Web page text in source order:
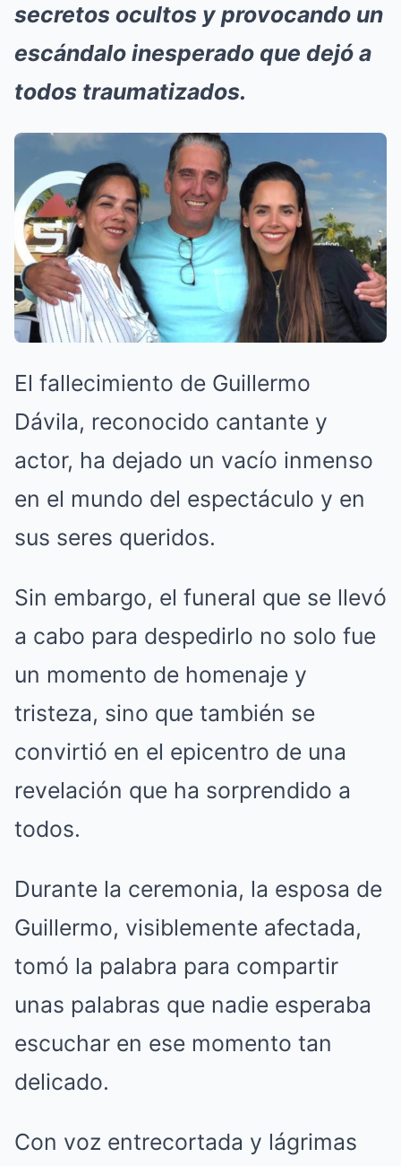
secretos ocultos y provocando un
escándalo inesperado que dejó a
todos traumatizados.
El fallecimiento de Guillermo
Dávila, reconocido cantante y
actor, ha dejado un vacío inmenso
en el mundo del espectáculo y en
sus seres queridos.
Sin embargo, el funeral que se llevó
a cabo para despedirlo no solo fue
un momento de homenaje y
tristeza, sino que también se
convirtió en el epicentro de una
revelación que ha sorprendido a
todos.
Durante la ceremonia, la esposa de
Guillermo, visiblemente afectada,
tomó la palabra para compartir
unas palabras que nadie esperaba
escuchar en ese momento tan
delicado.
Con voz entrecortada y lágrimas